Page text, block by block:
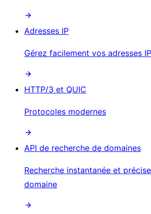
Adresses IP
Gérez facilement vos adresses IP
HTTP/3 et QUIC
Protocoles modernes
API de recherche de domaines
Recherche instantanée et
domaine